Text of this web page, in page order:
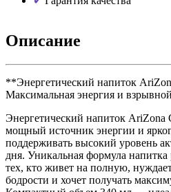
Описание
**Энергетический напиток
Максимальная энергия и
Энергетический напиток AriZona
мощный источник энергии и
поддерживать высокий уровень
дня. Уникальная формула напитка
тех, кто живет на полную,
бодрости и хочет получать